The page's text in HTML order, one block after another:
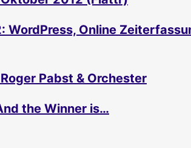
WordPress, Online
Pabst & Orchester
the Winner is…